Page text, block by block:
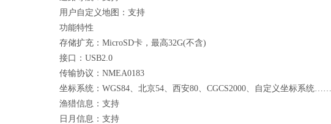
用户自定义地图：支持
功能特性
存储扩充：MicroSD卡，最高32G(不含)
接口：USB2.0
传输协议：NMEA0183
坐标系统：WGS84、北京54、西安80、CGCS2000、自定义坐标系统……
渔猎信息：支持
日月信息：支持